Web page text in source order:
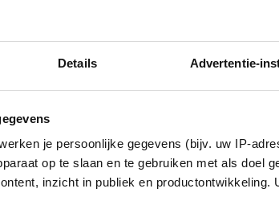
Details Advertentie-
je persoonlijke gegevens (bijv. uw IP-
op te slaan en te gebruiken met als doel
inzicht in publiek en
je een waardevol geschenk dat je merk
sporttas
Vraag vrijblijvend een digitaal voorbeeld
hoe we jouw logo optimaal tot zijn
nog contact met ons op voor een offerte op